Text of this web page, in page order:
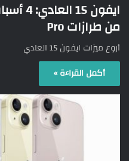
ايفون
من طرازات Pro
أروع ميزات ايفون 15 العادي
أكمل القراءة »